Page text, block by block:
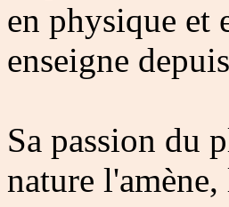
en physique et
enseigne
Sa passion du
nature l'amène,